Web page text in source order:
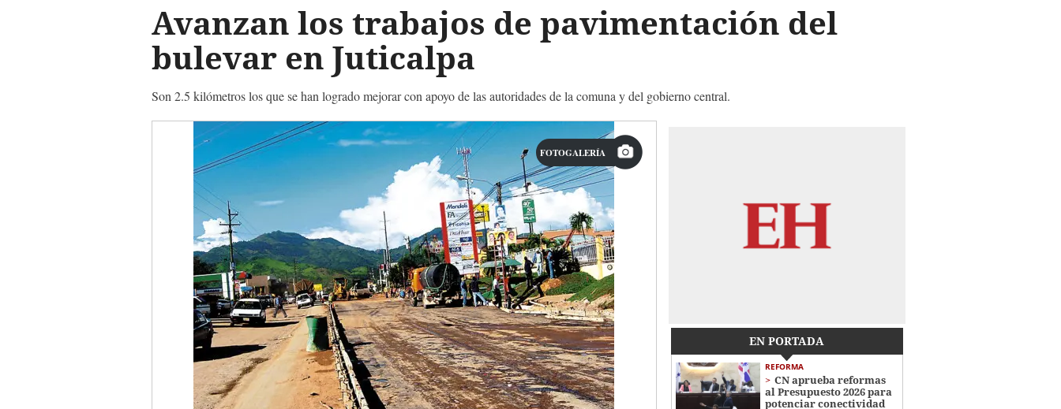
Avanzan los trabajos de pavimentación del
bulevar en Juticalpa
Son 2.5 kilómetros los que se han logrado mejorar con apoyo de las autoridades de la comuna y del gobierno central.
FOTOGALERÍA
EN PORTADA
REFORMA
CN aprueba reformas
al Presupuesto 2026 para
potenciar conectividad